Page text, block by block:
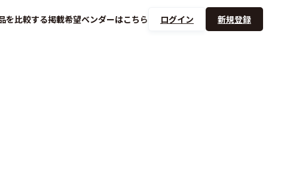
を比較する掲載希望ベンダーはこちら ログイン 新規登録